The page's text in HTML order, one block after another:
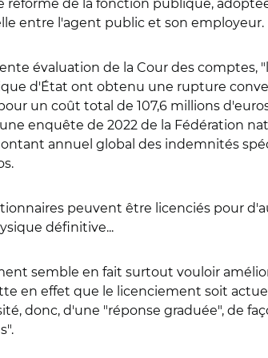
réforme de la fonction publique,
entre l'agent public et son employeur.
évaluation de la Cour des comptes,
d'État ont obtenu une rupture
un coût total de 107,6 millions
enquête de 2022 de la Fédération
annuel global des indemnités
peuvent être licenciés pour
définitive...
semble en fait surtout vouloir
en effet que le licenciement soit
donc, d'une "réponse graduée", de